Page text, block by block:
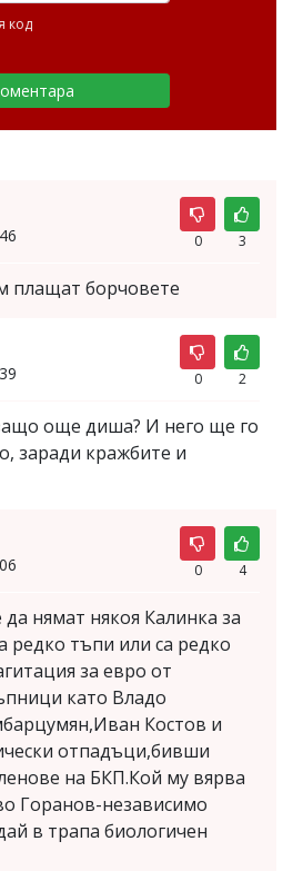
0 3
плащат борчовете
0 2
още диша? И него ще го
заради кражбите и
0 4
нямат някоя Калинка за
редко тъпи или са редко
за евро от
като Владо
Костов и
отпадъци,бивши
на БКП.Кой му вярва
Горанов-независимо
в трапа биологичен
код